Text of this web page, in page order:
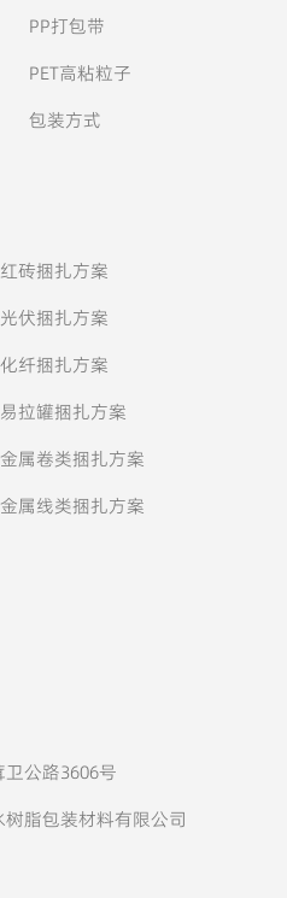
PP打包带
PET高粘粒子
包装方式
红砖捆扎方案
光伏捆扎方案
化纤捆扎方案
易拉罐捆扎方案
金属卷类捆扎方案
金属线类捆扎方案
公路3606号
脂包装材料有限公司